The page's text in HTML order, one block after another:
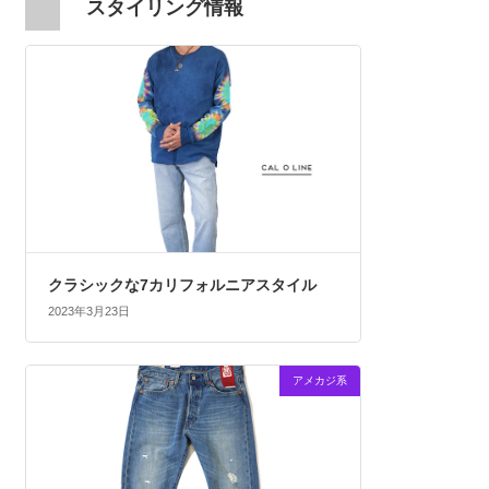
スタイリング情報
クラシックな7カリフォルニアスタイル
2023年3月23日
アメカジ系